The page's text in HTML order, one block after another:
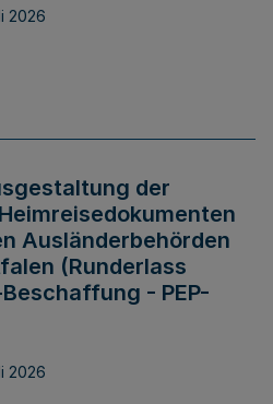
2026
der
Ausländerbehörden
(Runderlass
- PEP-
2026